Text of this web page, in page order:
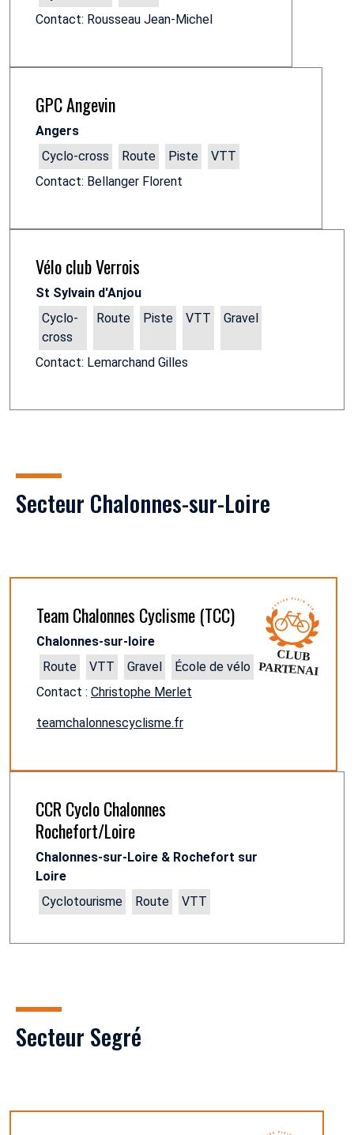
Contact: Rousseau Jean-Michel
GPC Angevin
Angers
Cyclo-cross
Route Piste
VTT
Contact: Bellanger Florent
Vélo club Verrois
St Sylvain d'Anjou
Cyclo-
cross
Route Piste VTT Gravel
Contact: Lemarchand Gilles
Secteur Chalonnes-sur-Loire
Team Chalonnes Cyclisme (TCC)
Chalonnes-sur-loire
Route
VTT Gravel
École de vélo
Contact : Christophe Merlet
teamchalonnescyclisme.fr
CCR Cyclo Chalonnes
Rochefort/Loire
Chalonnes-sur-Loire & Rochefort sur
Loire
Cyclotourisme
Route VTT
Secteur Segré